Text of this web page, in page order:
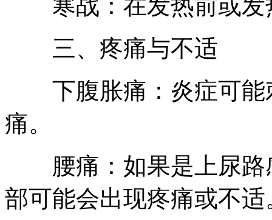
寒战：在发热前或发
三、疼痛与不适
下腹胀痛：炎症可能
痛。
腰痛：如果是上尿路
部可能会出现疼痛或不适